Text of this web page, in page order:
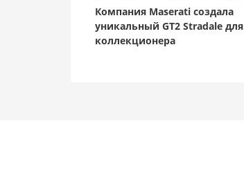
Компания Maserati создала
уникальный GT2 Stradale для
коллекционера